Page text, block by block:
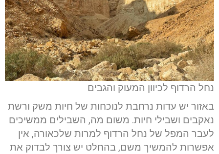
נחל הרדוף לכיוון המעוק והגבים
באזור יש עדות נרחבת לנוכחות של חיות משק ורשת
נאקבים ושבילי חיות. משום מה, השבילים ממשיכים
לעבר המפל של נחל הרדוף למרות שלכאורה, אין
אפשרות להמשיך משם, בהחלט יש צורך לבדוק את